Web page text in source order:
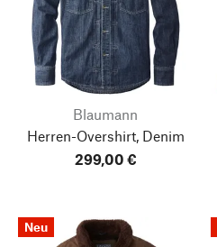
Blaumann
Herren-Overshirt, Denim
299,00 €
Neu